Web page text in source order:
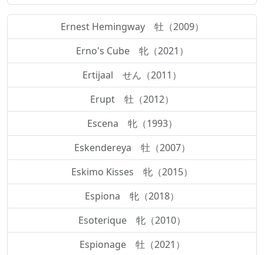
Ernest Hemingway 牡（2009）
Erno's Cube 牝（2021）
Ertijaal せん（2011）
Erupt 牡（2012）
Escena 牝（1993）
Eskendereya 牡（2007）
Eskimo Kisses 牝（2015）
Espiona 牝（2018）
Esoterique 牝（2010）
Espionage 牡（2021）